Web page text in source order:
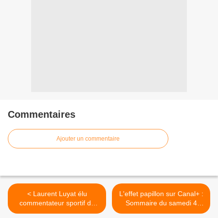
Commentaires
Ajouter un commentaire
< Laurent Luyat élu
commentateur sportif de
l’année par l’Association
L'effet papillon sur Canal+ :
Sommaire du samedi 4
décembre >